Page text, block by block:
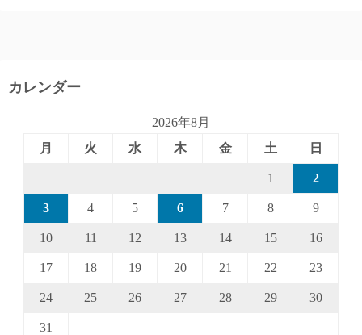
カレンダー
2026年8月
月
火 水 木 金 土 日
1 2
3 4 5 6 7 8 9
10 11 12 13 14 15 16
17 18 19 20 21 22 23
24 25 26 27 28 29 30
31